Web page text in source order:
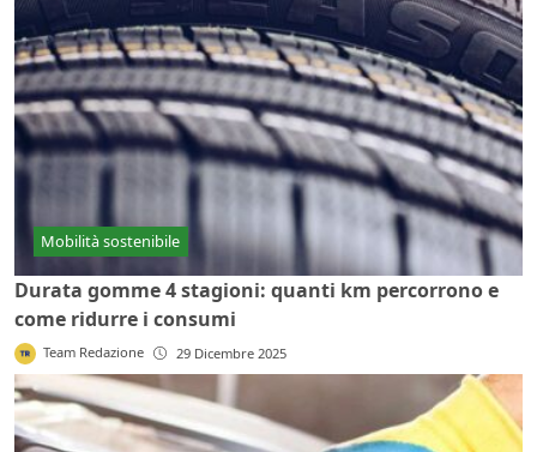
Mobilità sostenibile
Durata gomme 4 stagioni: quanti km percorrono e
come ridurre i consumi
Team Redazione 29 Dicembre 2025